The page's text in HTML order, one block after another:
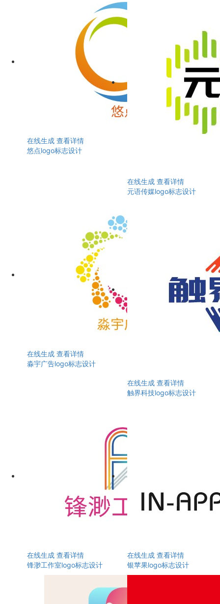
在线生成 查看详情
悠点logo标志设计
在线生成 查看详情
元语传媒logo标志设计
在线生成 查看详情
淼宇广告logo标志设计
在线生成 查看详情
触界科技logo标志设计
在线生成 查看详情
锋渺工作室logo标志设计
在线生成 查看详情
银苹果logo标志设计